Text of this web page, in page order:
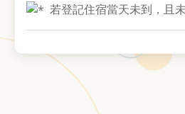
若登記住宿當天未到，且